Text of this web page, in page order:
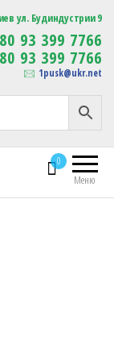
Изготовление
сувенирной продукции
с логотипом
ул. Будиндустрии 9
93 399 7766
93 399 7766
1pusk@ukr.net
Меню
0